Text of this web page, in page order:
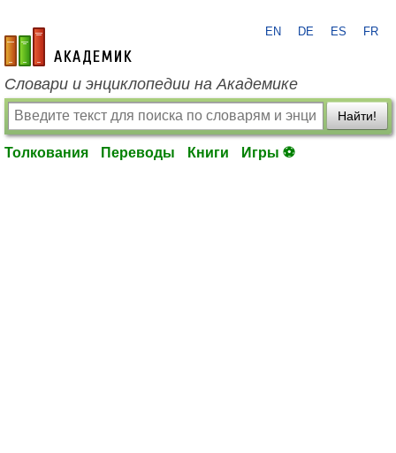
academic.ru
EN DE ES FR
Словари и энциклопедии на Академике
Найти!
Толкования Переводы Книги Игры ⚽